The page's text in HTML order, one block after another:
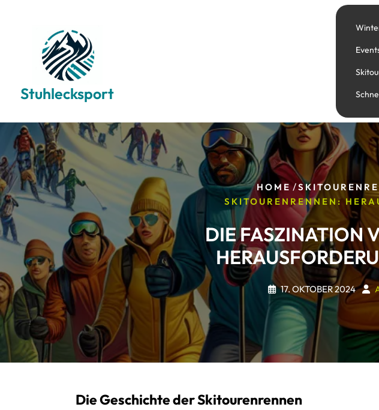
Stuhlecksport
HOME/
SKITOURENRENNEN:
DIE FASZINATION
17. OKTOBER 2024
Die Geschichte der Skitourenrennen